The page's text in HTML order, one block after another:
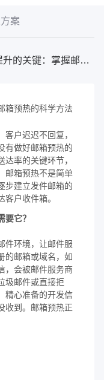
案
外贸邮件送达率提升的关键：掌握邮箱预热的科学方法
箱预热的科学方法
户迟迟不回复，
有做好邮箱预热的
率的关键环节，
邮箱预热不是简单
步建立发件邮箱的
户收件箱。
它？
件环境，让邮件服
的邮箱或域名，如
，会被邮件服务商
圾邮件或直接拒
精心准备的开发信
收到。邮箱预热正